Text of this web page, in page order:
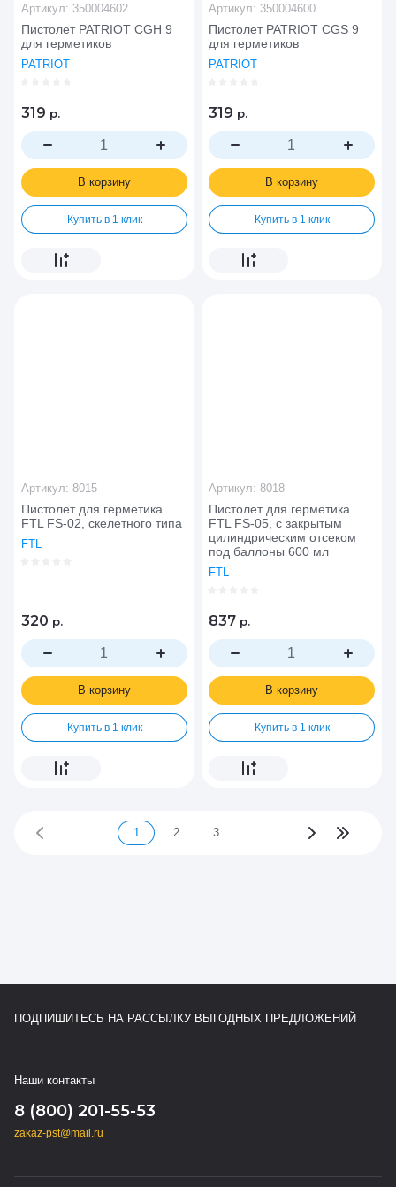
Пистолет PATRIOT CGH 9
для герметиков
PATRIOT
Артикул: 350004602
319 р.
В корзину
Купить в 1 клик
Пистолет PATRIOT CGS 9
для герметиков
PATRIOT
Артикул: 350004600
319 р.
В корзину
Купить в 1 клик
Пистолет для герметика
FTL FS-02, скелетного типа
FTL
Артикул: 8015
320 р.
В корзину
Купить в 1 клик
Пистолет для герметика
FTL FS-05, с закрытым
цилиндрическим отсеком
под баллоны 600 мл
FTL
Артикул: 8018
837 р.
В корзину
Купить в 1 клик
1 2 3
ПОДПИШИТЕСЬ НА РАССЫЛКУ ВЫГОДНЫХ ПРЕДЛОЖЕНИЙ
Наши контакты
8 (800) 201-55-53
zakaz-pst@mail.ru